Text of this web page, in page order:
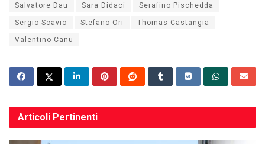
Salvatore Dau Sara Didaci Serafino Pischedda
Sergio Scavio Stefano Ori Thomas Castangia
Valentino Canu
Articoli Pertinenti